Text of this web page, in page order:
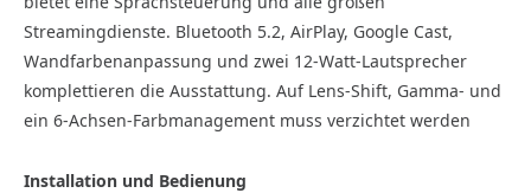
Streamingdienste. Bluetooth 5.2, AirPlay, Google Cast,
Wandfarbenanpassung und zwei 12-Watt-Lautsprecher
komplettieren die Ausstattung. Auf Lens-Shift, Gamma- und
ein 6-Achsen-Farbmanagement muss verzichtet werden
Installation und Bedienung